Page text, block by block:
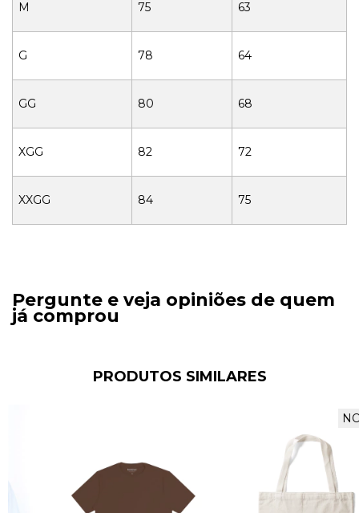
M 75 63
G 78 64
GG 80 68
XGG 82 72
XXGG 84 75
Pergunte e veja opiniões de quem
já comprou
PRODUTOS SIMILARES